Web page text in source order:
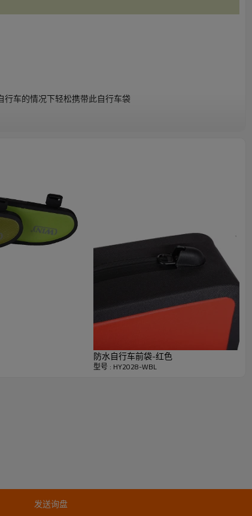
行车的情况下轻松携带此自行车袋
防水自行车前袋-红色
型号 : HY2028-WBL
发送询盘